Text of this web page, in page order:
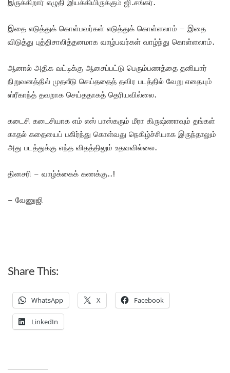
இருக்கிறார் எழுதி இயக்கியிருக்கும் ஜி.சங்கர்.
இதை எடுத்துக் கொள்பவர்கள் எடுத்துக் கொள்ளலாம் – இதை
விடுத்து புத்திசாலித்தனமாக வாழ்பவர்கள் வாழ்ந்து கொள்ளலாம்.
ஆனால் அதிக வட்டிக்கு ஆசைப்பட்டு பெரும்பணத்தை தனியார்
நிறுவனத்தில் முதலீடு செய்ததைத் தவிர படத்தில் வேறு எதையும்
ஸ்ரீகாந்த் தவறாக செய்ததாகத் தெரியவில்லை.
கடைசி கடைசியாக எம் எஸ் பாஸ்கரும் மீரா கிருஷ்ணாவும் தங்கள்
காதல் கதையைப் பகிர்ந்து கொள்வது நெகிழ்ச்சியாக இருந்தாலும்
அது படத்துக்கு எந்த விதத்திலும் உதவவில்லை.
தினசரி – வாழ்க்கைக் கணக்கு..!
– வேணுஜி
Share This:
WhatsApp X Facebook
LinkedIn